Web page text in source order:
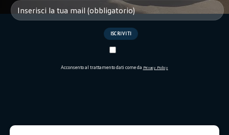
Acconsento al trattamento dati come da Privacy Policy